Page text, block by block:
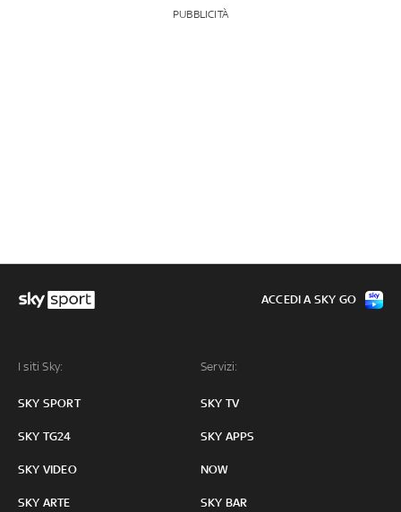
PUBBLICITÀ
I siti Sky:
SKY SPORT
SKY TG24
SKY VIDEO
SKY ARTE
Servizi:
SKY TV
SKY APPS
NOW
SKY BAR
ACCEDI A SKY GO